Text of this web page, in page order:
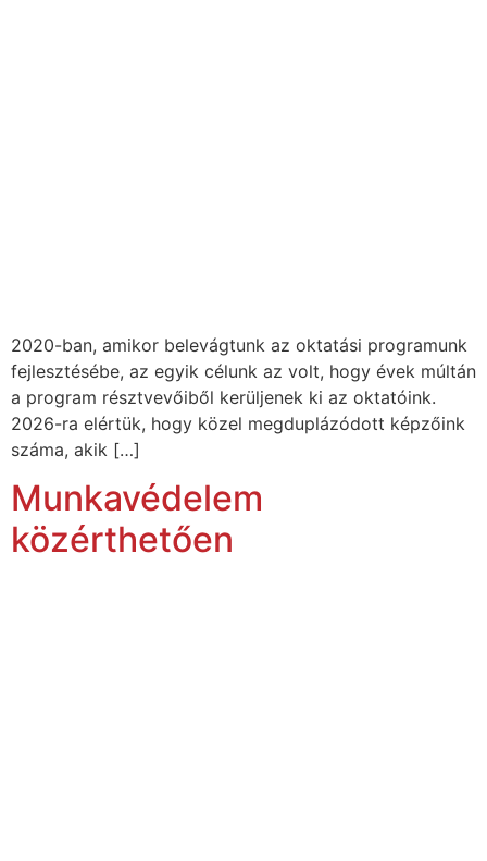
2020-ban, amikor belevágtunk az oktatási programunk
fejlesztésébe, az egyik célunk az volt, hogy évek múltán
a program résztvevőiből kerüljenek ki az oktatóink.
2026-ra elértük, hogy közel megduplázódott képzőink
száma, akik […]
Munkavédelem
közérthetően